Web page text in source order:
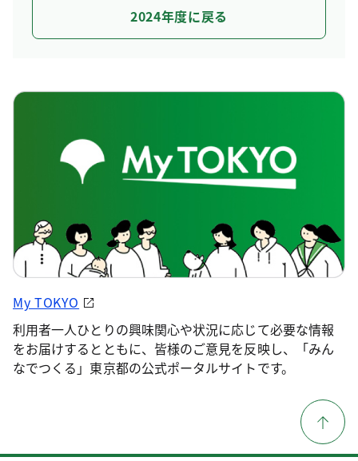
2024年度に戻る
My TOKYO
利用者一人ひとりの興味関心や状況に応じて必要な情報
をお届けするとともに、皆様のご意見を反映し、「みん
なでつくる」東京都の公式ポータルサイトです。